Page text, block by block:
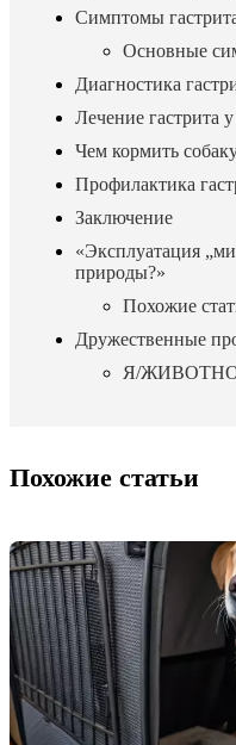
Симптомы
Основные
Диагностика
Лечение гастрита
Чем кормить
Профилактика
Заключение
«Эксплуатация
природы?»
Похожие
Дружественные
Я/
Похожие статьи